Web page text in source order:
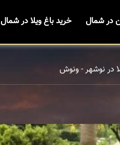
در شمال خرید باغ ویلا در شمال
در نوشهر - ونوش